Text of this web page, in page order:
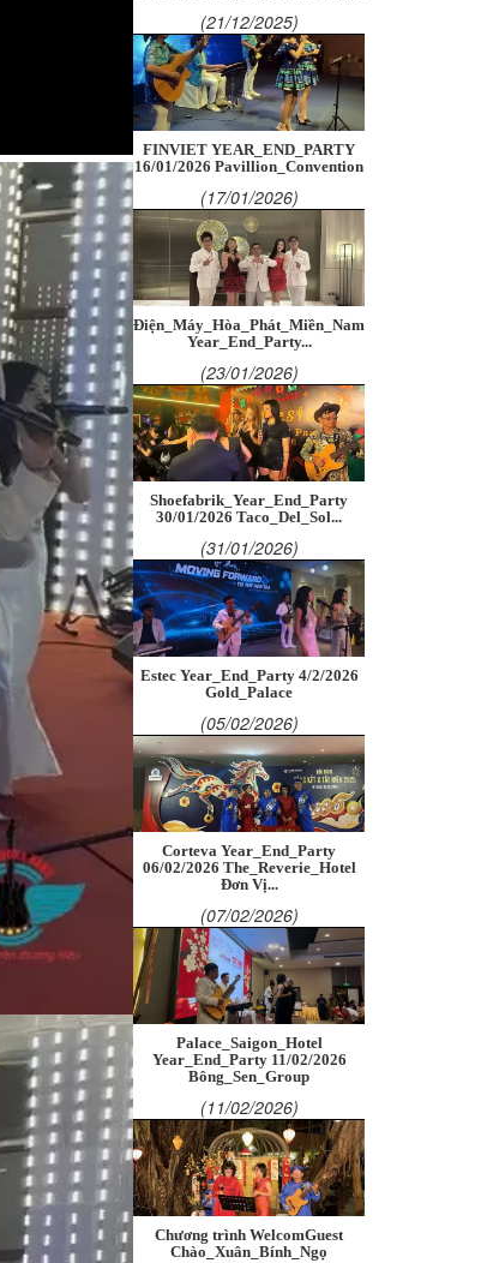
(21/12/2025)
FINVIET YEAR_END_PARTY
16/01/2026 Pavillion_Convention
(17/01/2026)
Điện_Máy_Hòa_Phát_Miền_Nam
Year_End_Party...
(23/01/2026)
Shoefabrik_Year_End_Party
30/01/2026 Taco_Del_Sol...
(31/01/2026)
Estec Year_End_Party 4/2/2026
Gold_Palace
(05/02/2026)
Corteva Year_End_Party
06/02/2026 The_Reverie_Hotel
Đơn Vị...
(07/02/2026)
Palace_Saigon_Hotel
Year_End_Party 11/02/2026
Bông_Sen_Group
(11/02/2026)
Chương trình WelcomGuest
Chào_Xuân_Bính_Ngọ